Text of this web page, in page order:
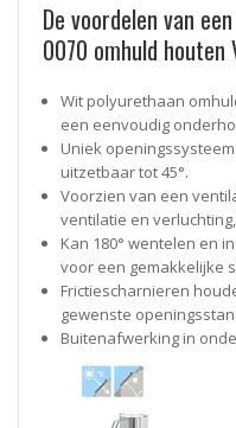
De voordelen van
0070 omhuld houten
Wit polyurethaan
een eenvoudig
Uniek
uitzetbaar tot 45°.
Voorzien van een
ventilatie en
Kan 180° wentelen en
voor een gemakkelijke
Frictiescharnieren
gewenste
Buitenafwerking in